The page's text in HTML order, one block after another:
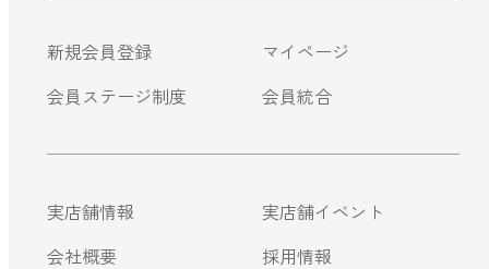
新規会員登録
マイページ
会員ステージ制度
会員統合
実店舗情報
実店舗イベント
会社概要
採用情報